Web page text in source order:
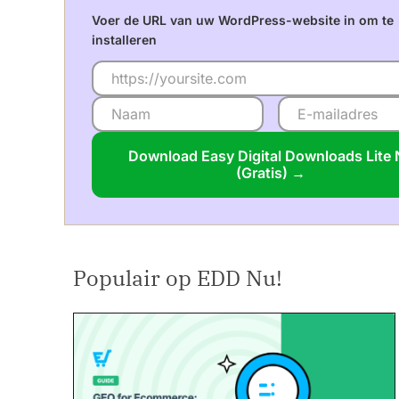
Voer de URL van uw WordPress-website in om te
installeren
Download Easy Digital Downloads Lite
(Gratis) →
Populair op EDD Nu!